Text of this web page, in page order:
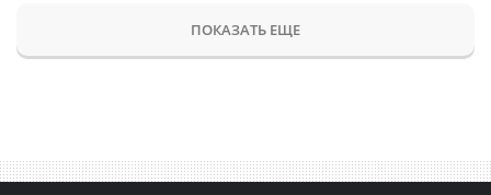
ПОКАЗАТЬ ЕЩЕ